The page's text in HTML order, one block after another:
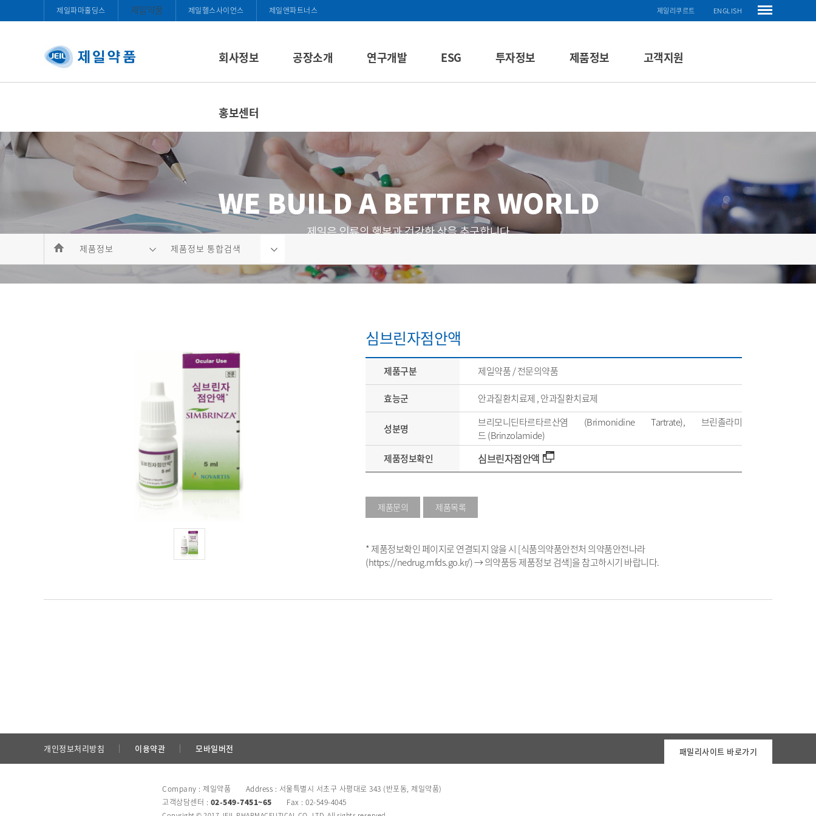
제일파마홀딩스 제일약품 제일헬스사이언스 제일앤파트너스 제일리쿠르트 ENGLISH
회사정보 공장소개 연구개발 ESG 투자정보 제품정보 고객지원
홍보센터
제품정보 제품정보 통합검색
심브린자점안액
제품구분 제일약품 / 전문의약품
효능군 안과질환치료제 , 안과질환치료제
성분명
브리모니딘타르타르산염 (Brimonidine Tartrate), 브린졸라미
드 (Brinzolamide)
제품정보확인
심브린자점안액
제품문의 제품목록
* 제품정보확인 페이지로 연결되지 않을 시 [식품의약품안전처 의약품안전나라
(https://nedrug.mfds.go.kr/) → 의약품등 제품정보 검색]을 참고하시기 바랍니다.
개인정보처리방침 이용약관 모바일버전 패밀리사이트 바로가기
Company : 제일약품 Address : 서울특별시 서초구 사평대로 343 (반포동, 제일약품)
고객상담센터 : 02-549-7451~65 Fax : 02-549-4045